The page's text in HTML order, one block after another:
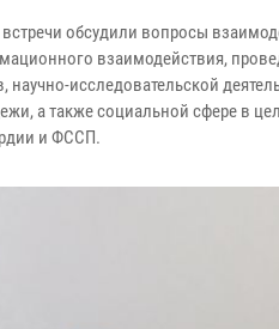
встречи обсудили вопросы
взаимодействия,
научно-исследовательской
а также социальной сфере в
и ФССП.